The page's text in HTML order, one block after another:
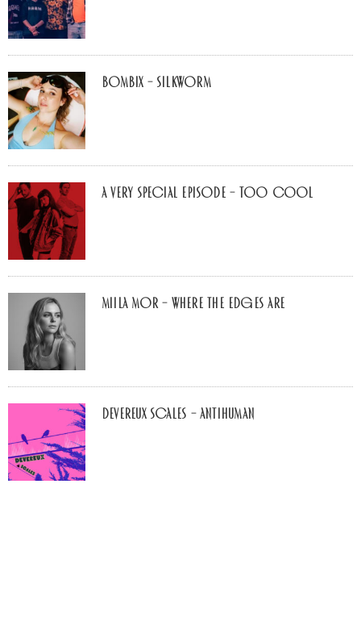
Bombix – Silkworm
A Very Special Episode – Too Cool
Miila Mor – Where The Edges Are
Devereux Scales – Antihuman